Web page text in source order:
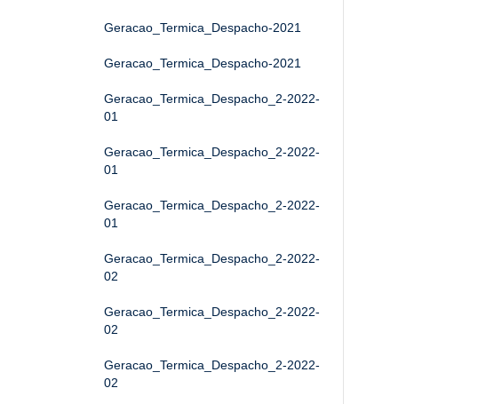
Geracao_Termica_Despacho-2021
Geracao_Termica_Despacho-2021
Geracao_Termica_Despacho_2-2022-
01
Geracao_Termica_Despacho_2-2022-
01
Geracao_Termica_Despacho_2-2022-
01
Geracao_Termica_Despacho_2-2022-
02
Geracao_Termica_Despacho_2-2022-
02
Geracao_Termica_Despacho_2-2022-
02